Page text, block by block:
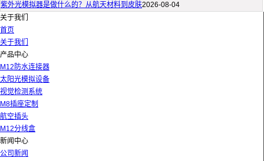
紫外光模拟器是做什么的？从航天材料到皮肤2026-08-04
关于我们
首页
关于我们
产品中心
M12防水连接器
太阳光模拟设备
视觉检测系统
M8插座定制
航空插头
M12分线盒
新闻中心
公司新闻